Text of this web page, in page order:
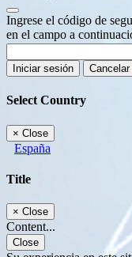
Ingrese el código de
en el campo a
Iniciar sesión Cancelar
Select Country
× Close
España
Title
× Close
Content...
Close